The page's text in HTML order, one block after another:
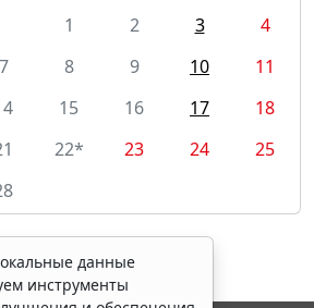
1
2 3
4
7 8 9 10
11
15 16 17
18
22* 23 24
25
данные
инструменты